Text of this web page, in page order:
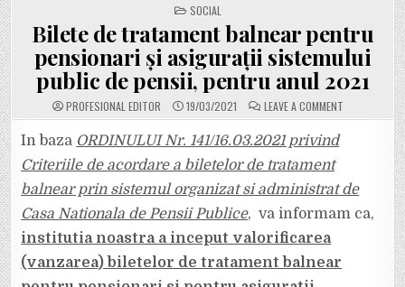
POSTED
IN
SOCIAL
Bilete de tratament balnear pentru
pensionari și asigurații sistemului
public de pensii, pentru anul 2021
PROFESIONAL EDITOR 19/03/2021 LEAVE A COMMENT
BILETE
TRATAMENT
ȘI
ASIGURAȚII
PUBLIC
In baza ORDINULUI Nr. 141/16.03.2021 privind
Criteriile de acordare a biletelor de tratament
balnear prin sistemul organizat si administrat de
Casa Nationala de Pensii Publice, va informam ca,
institutia noastra a inceput valorificarea
(vanzarea) biletelor de tratament balnear